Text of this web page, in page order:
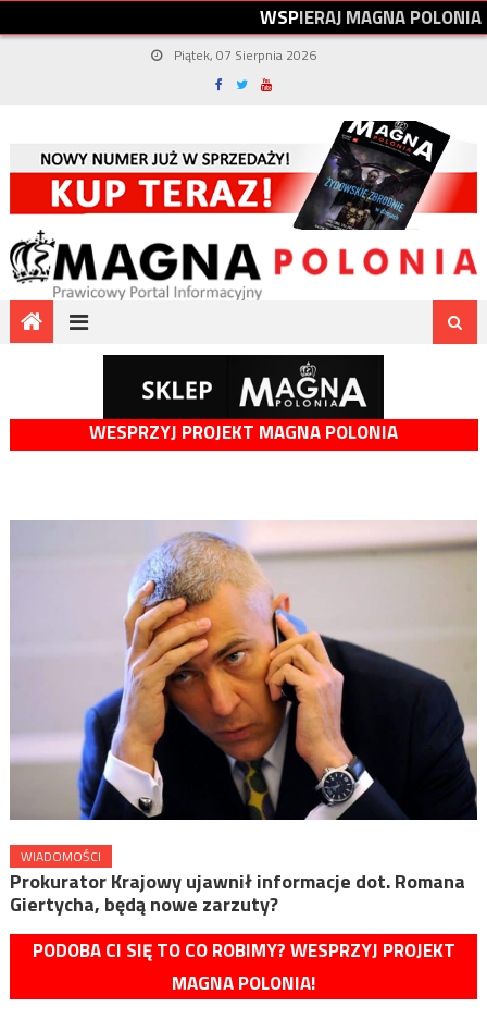
WSPIERAJMAGNAPOLONIA
Piątek, 07 Sierpnia 2026
WESPRZYJ PROJEKT MAGNA POLONIA
WIADOMOŚCI
Prokurator Krajowy ujawnił informacje dot. Romana
Giertycha, będą nowe zarzuty?
PODOBA CI SIĘ TO CO ROBIMY? WESPRZYJ PROJEKT
MAGNA POLONIA!